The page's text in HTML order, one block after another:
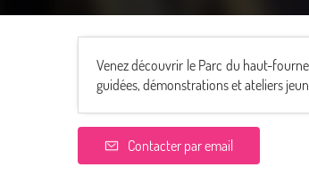
Venez découvrir le Parc du haut-
guidées, démonstrations et ateliers
Contacter par email